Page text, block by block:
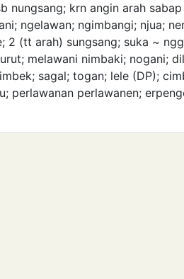
nungsang; krn angin arah
nge­lawan; ngimbangi; njua;
2 (tt arah) sungsang; suka ~
melawani nimbaki; nogani;
sagal; togan; lele (DP);
perlawanan perlawanen;